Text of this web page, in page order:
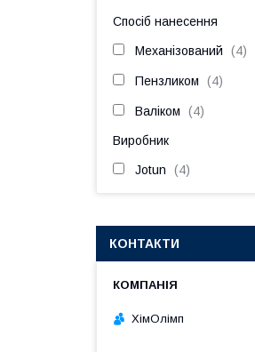
Спосіб нанесення
Механізований 4
Пензликом 4
Валіком 4
Виробник
Jotun 4
КОНТАКТИ
ХімОлімп